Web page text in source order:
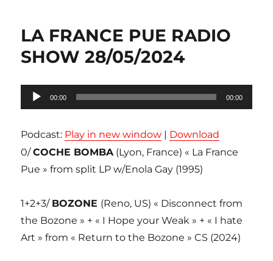
LA FRANCE PUE RADIO
SHOW 28/05/2024
Lecteur
audio
00:00 00:00
Podcast: Play in new window | Download
0/COCHE BOMBA(Lyon, France) « La France
Pue » from split LP w/Enola Gay (1995)
1+2+3/ BOZONE (Reno, US) « Disconnect from
the Bozone » + « I Hope your Weak » + « I hate
Art » from « Return to the Bozone » CS (2024)